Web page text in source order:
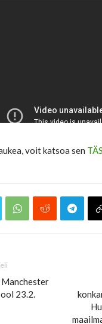
voit katsoa sen
23.2.